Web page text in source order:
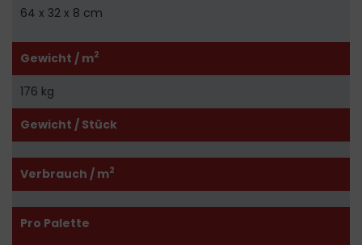
64 x 32 x 8 cm
Gewicht / m2
176 kg
Gewicht / Stück
Verbrauch / m2
Pro Palette